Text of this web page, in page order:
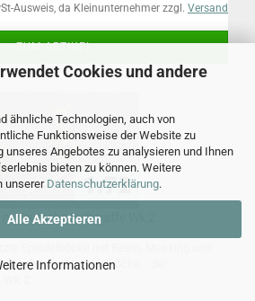
Cookies und andere
ähnliche Technologien, auch von
Funktionsweise der Website zu
unseres Angebotes zu analysieren und Ihnen
bieten zu können. Weitere
unserer Datenschutzerklärung.
Alle Akzeptieren
Informationen
Ausweis, da Kleinunternehmer zzgl. Versand
ZUM ARTIKEL
m deutsche Luftwaffe Wk 2
gehören 2 Spindelböcke... der